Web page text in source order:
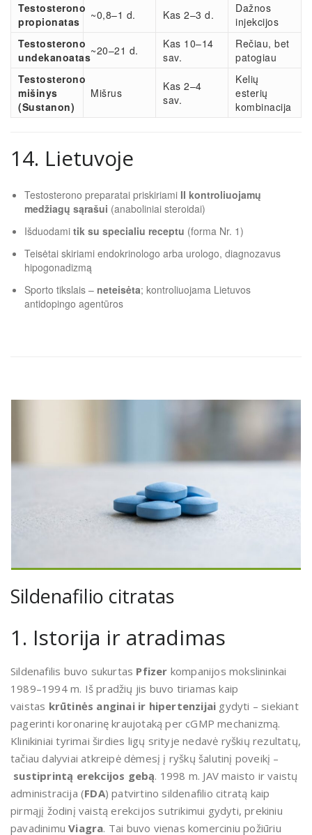
Testosterono
propionatas
~0,8–1 d. Kas 2–3 d.
Dažnos
injekcijos
Testosterono
undekanoatas~20–21 d.
Kas 10–14
sav.
Rečiau, bet
patogiau
Testosterono
mišinys
(Sustanon)
Mišrus
Kas 2–4
sav.
Kelių
esterių
kombinacija
14. Lietuvoje
Testosterono preparatai priskiriami II kontroliuojamų
medžiagų sąrašui (anaboliniai steroidai)
Išduodami tik su specialiu receptu (forma Nr. 1)
Teisėtai skiriami endokrinologo arba urologo, diagnozavus
hipogonadizmą
Sporto tikslais – neteisėta; kontroliuojama Lietuvos
antidopingo agentūros
Sildenafilio citratas
1. Istorija ir atradimas
Sildenafilis buvo sukurtas Pfizer kompanijos mokslininkai
1989–1994 m. Iš pradžių jis buvo tiriamas kaip
vaistas krūtinės anginai ir hipertenzijai gydyti – siekiant
pagerinti koronarinę kraujotaką per cGMP mechanizmą.
Klinikiniai tyrimai širdies ligų srityje nedavė ryškių rezultatų,
tačiau dalyviai atkreipė dėmesį į ryškų šalutinį poveikį –
sustiprintą erekcijos gebą. 1998 m. JAV maisto ir vaistų
administracija (FDA) patvirtino sildenafilio citratą kaip
pirmąjį žodinį vaistą erekcijos sutrikimui gydyti, prekiniu
pavadinimuViagra. Tai buvo vienas komerciniu požiūriu